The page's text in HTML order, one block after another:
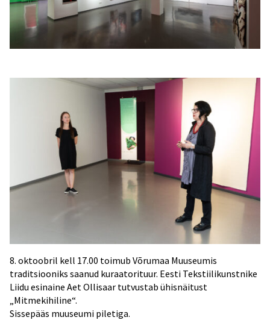
8. oktoobril kell 17.00 toimub Võrumaa Muuseumis
traditsiooniks saanud kuraatorituur. Eesti Tekstiilikunstnike
Liidu esinaine Aet Ollisaar tutvustab ühisnäitust
„Mitmekihiline“.
Sissepääs muuseumi piletiga.